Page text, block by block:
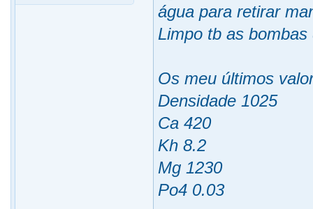
água para retirar
Limpo tb as
Os meu últimos
Densidade 1025
Ca 420
Kh 8.2
Mg 1230
Po4 0.03